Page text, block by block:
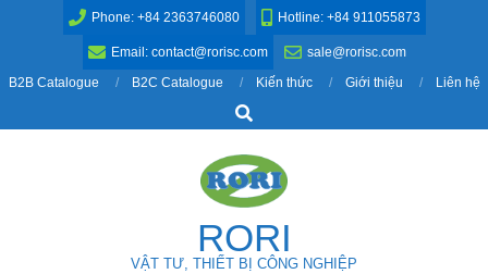
Phone: +84 2363746080 Hotline: +84 911055873
Email: contact@rorisc.com
sale@rorisc.com
B2B Catalogue
B2C Catalogue Kiến thức Giới thiệu
Liên hệ
Search
RORI
VẬT TƯ, THIẾT BỊ CÔNG NGHIỆP